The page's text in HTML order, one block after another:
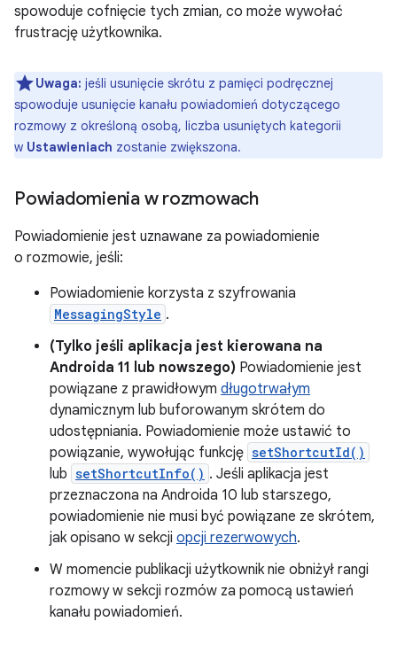
spowoduje cofnięcie tych zmian, co może wywołać
frustrację użytkownika.
Uwaga: jeśli usunięcie skrótu z pamięci podręcznej
spowoduje usunięcie kanału powiadomień dotyczącego
rozmowy z określoną osobą, liczba usuniętych kategorii
w Ustawieniach zostanie zwiększona.
Powiadomienia w rozmowach
Powiadomienie jest uznawane za powiadomienie
o rozmowie, jeśli:
Powiadomienie korzysta z szyfrowania
MessagingStyle .
(Tylko jeśli aplikacja jest kierowana na
Androida 11 lub nowszego) Powiadomienie jest
powiązane z prawidłowym długotrwałym
dynamicznym lub buforowanym skrótem do
udostępniania. Powiadomienie może ustawić to
powiązanie, wywołując funkcję setShortcutId()
lub setShortcutInfo() . Jeśli aplikacja jest
przeznaczona na Androida 10 lub starszego,
powiadomienie nie musi być powiązane ze skrótem,
jak opisano w sekcji opcji rezerwowych.
W momencie publikacji użytkownik nie obniżył rangi
rozmowy w sekcji rozmów za pomocą ustawień
kanału powiadomień.